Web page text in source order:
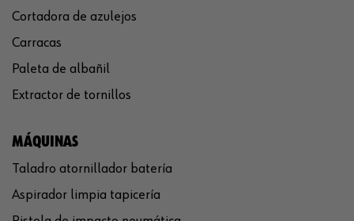
Cortadora de azulejos
Carracas
Paleta de albañil
Extractor de tornillos
MÁQUINAS
Taladro atornillador batería
Aspirador limpia tapicería